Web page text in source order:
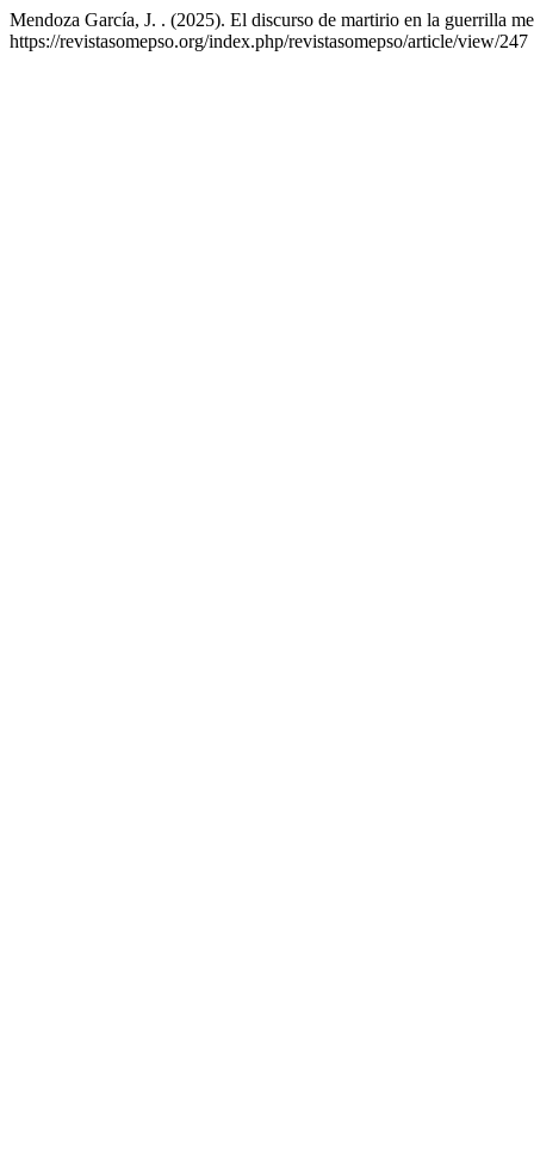
Mendoza García, J. . (2025). El discurso de martirio en la guerrilla
https://revistasomepso.org/index.php/revistasomepso/article/view/247